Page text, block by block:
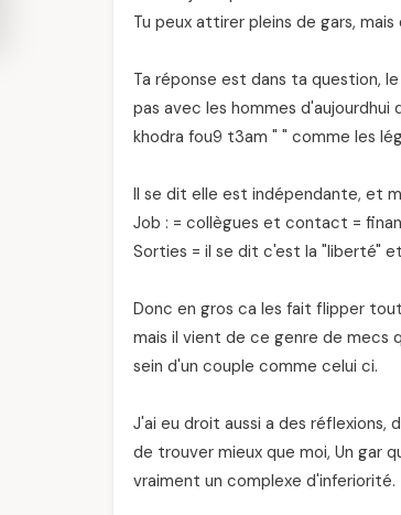
Tu peux attirer pleins de gars,
Ta réponse est dans ta question,
pas avec les hommes d'aujourdhui
khodra fou9 t3am " " comme les
Il se dit elle est indépendante, et
Job : = collègues et contact =
Sorties = il se dit c'est la "liberté"
Donc en gros ca les fait flipper
mais il vient de ce genre de mecs
sein d'un couple comme celui ci.
J'ai eu droit aussi a des
de trouver mieux que moi, Un gar
vraiment un complexe d'inferiorité.